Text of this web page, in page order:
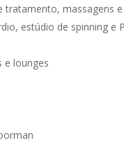
tratamento, massagens
estúdio de spinning e
e lounges